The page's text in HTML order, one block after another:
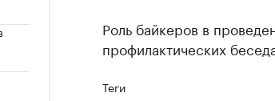
Роль байкеров в
профилактических
Теги